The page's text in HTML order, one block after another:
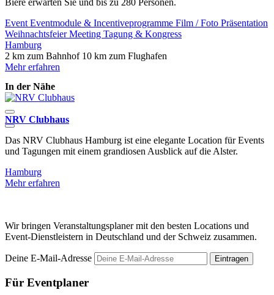
Biere erwarten Sie und bis zu 280 Personen.
Event Eventmodule & Incentiveprogramme Film / Foto Präsentation
WeihnachtsfeierMeeting Tagung & Kongress
Hamburg
2 km zum Bahnhof 10 km zum Flughafen
Mehr erfahren
In der Nähe
NRV Clubhaus
Das NRV Clubhaus Hamburg ist eine elegante Location für Events
und Tagungen mit einem grandiosen Ausblick auf die Alster.
Hamburg
Mehr erfahren
Wir bringen Veranstaltungsplaner mit den besten Locations und
Event-Dienstleistern in Deutschland und der Schweiz zusammen.
Deine E-Mail-Adresse Eintragen
Für Eventplaner